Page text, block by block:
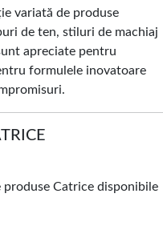
variată de produse
de ten, stiluri de machiaj
apreciate pentru
formulele inovatoare
produse Catrice disponibile